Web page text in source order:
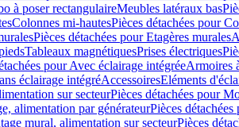
à poser rectangulaireMeubles latéraux bas
Colonnes mi-hautesPièces détachées pour
Pièces détachées pour Etagères murales
Tableaux magnétiquesPrises électriques
pour Avec éclairage intégréeArmoires
éclairage intégréAccessoiresEléments
sur secteurPièces détachées pour
alimentation par générateurPièces
mural, alimentation sur secteurPièces